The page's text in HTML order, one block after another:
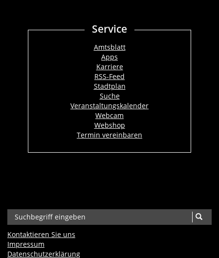
Service
Amtsblatt
Apps
Karriere
RSS-Feed
Stadtplan
Suche
Veranstaltungskalender
Webcam
Webshop
Termin vereinbaren
Kontaktieren Sie uns
Impressum
Datenschutzerklärung